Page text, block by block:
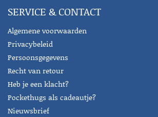
SERVICE & CONTACT
Algemene voorwaarden
Privacybeleid
Persoonsgegevens
Recht van retour
Heb je een klacht?
Pockethugs als cadeautje?
Nieuwsbrief